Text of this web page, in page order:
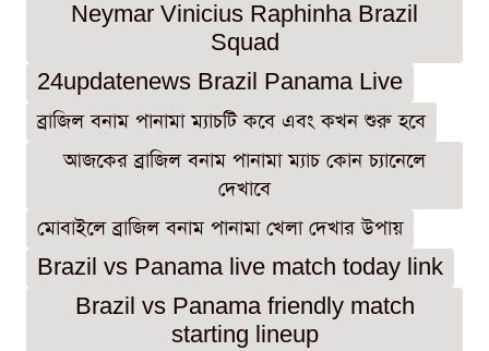
Neymar Vinicius Raphinha Brazil
Squad
24updatenews Brazil Panama Live
ব্রাজিল বনাম পানামা ম্যাচটি কবে এবং কখন শুরু হবে
আজকের ব্রাজিল বনাম পানামা ম্যাচ কোন চ্যানেলে
দেখাবে
মোবাইলে ব্রাজিল বনাম পানামা খেলা দেখার উপায়
Brazil vs Panama live match today link
Brazil vs Panama friendly match
starting lineup